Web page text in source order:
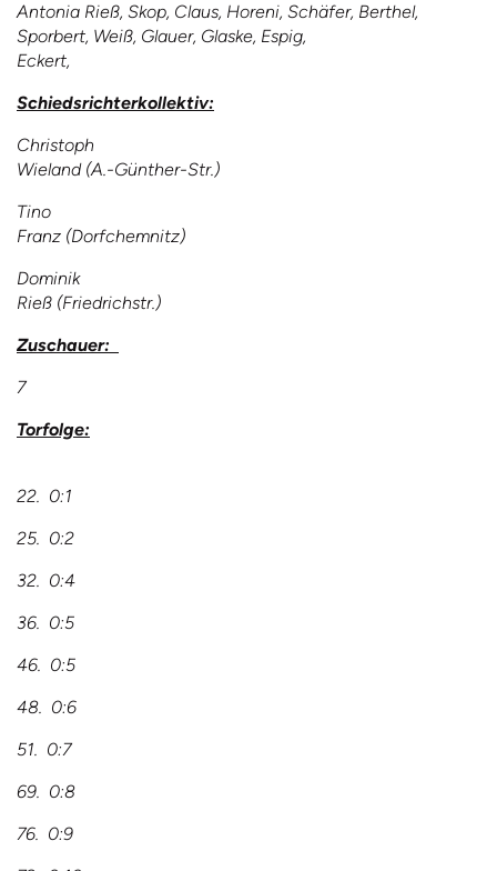
Antonia Rieß, Skop, Claus, Horeni, Schäfer, Berthel,
Sporbert, Weiß, Glauer, Glaske, Espig,
Eckert,
Schiedsrichterkollektiv:
Christoph
Wieland (A.-Günther-Str.)
Tino
Franz (Dorfchemnitz)
Dominik
Rieß (Friedrichstr.)
Zuschauer:
7
Torfolge:
22. 0:1
25. 0:2
32. 0:4
36. 0:5
46. 0:5
48. 0:6
51. 0:7
69. 0:8
76. 0:9